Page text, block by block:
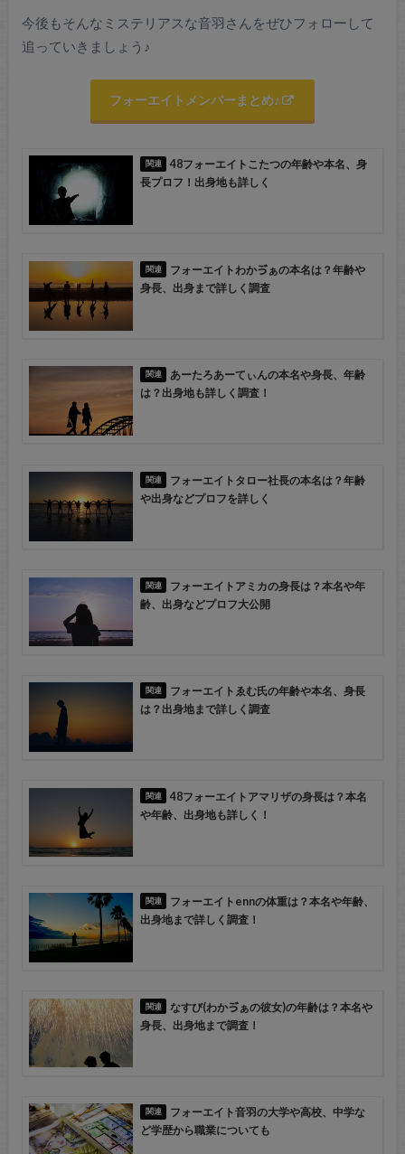
今後もそんなミステリアスな音羽さんをぜひフォローして
追っていきましょう♪
フォーエイトメンバーまとめ♪
48フォーエイトこたつの年齢や本名、身
長プロフ！出身地も詳しく
フォーエイトわかゔぁの本名は？年齢や
身長、出身まで詳しく調査
あーたろあーてぃんの本名や身長、年齢
は？出身地も詳しく調査！
フォーエイトタロー社長の本名は？年齢
や出身などプロフを詳しく
フォーエイトアミカの身長は？本名や年
齢、出身などプロフ大公開
フォーエイトゑむ氏の年齢や本名、身長
は？出身地まで詳しく調査
48フォーエイトアマリザの身長は？本名
や年齢、出身地も詳しく！
フォーエイトennの体重は？本名や年齢、
出身地まで詳しく調査！
なすび(わかゔぁの彼女)の年齢は？本名や
身長、出身地まで調査！
フォーエイト音羽の大学や高校、中学な
ど学歴から職業についても